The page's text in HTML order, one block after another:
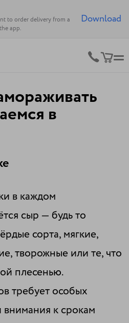
to order delivery from a
app.
Download
в
в каждом
сыр — будь то
сорта, мягкие,
творожные или те, что
плесенью.
требует особых
к срокам